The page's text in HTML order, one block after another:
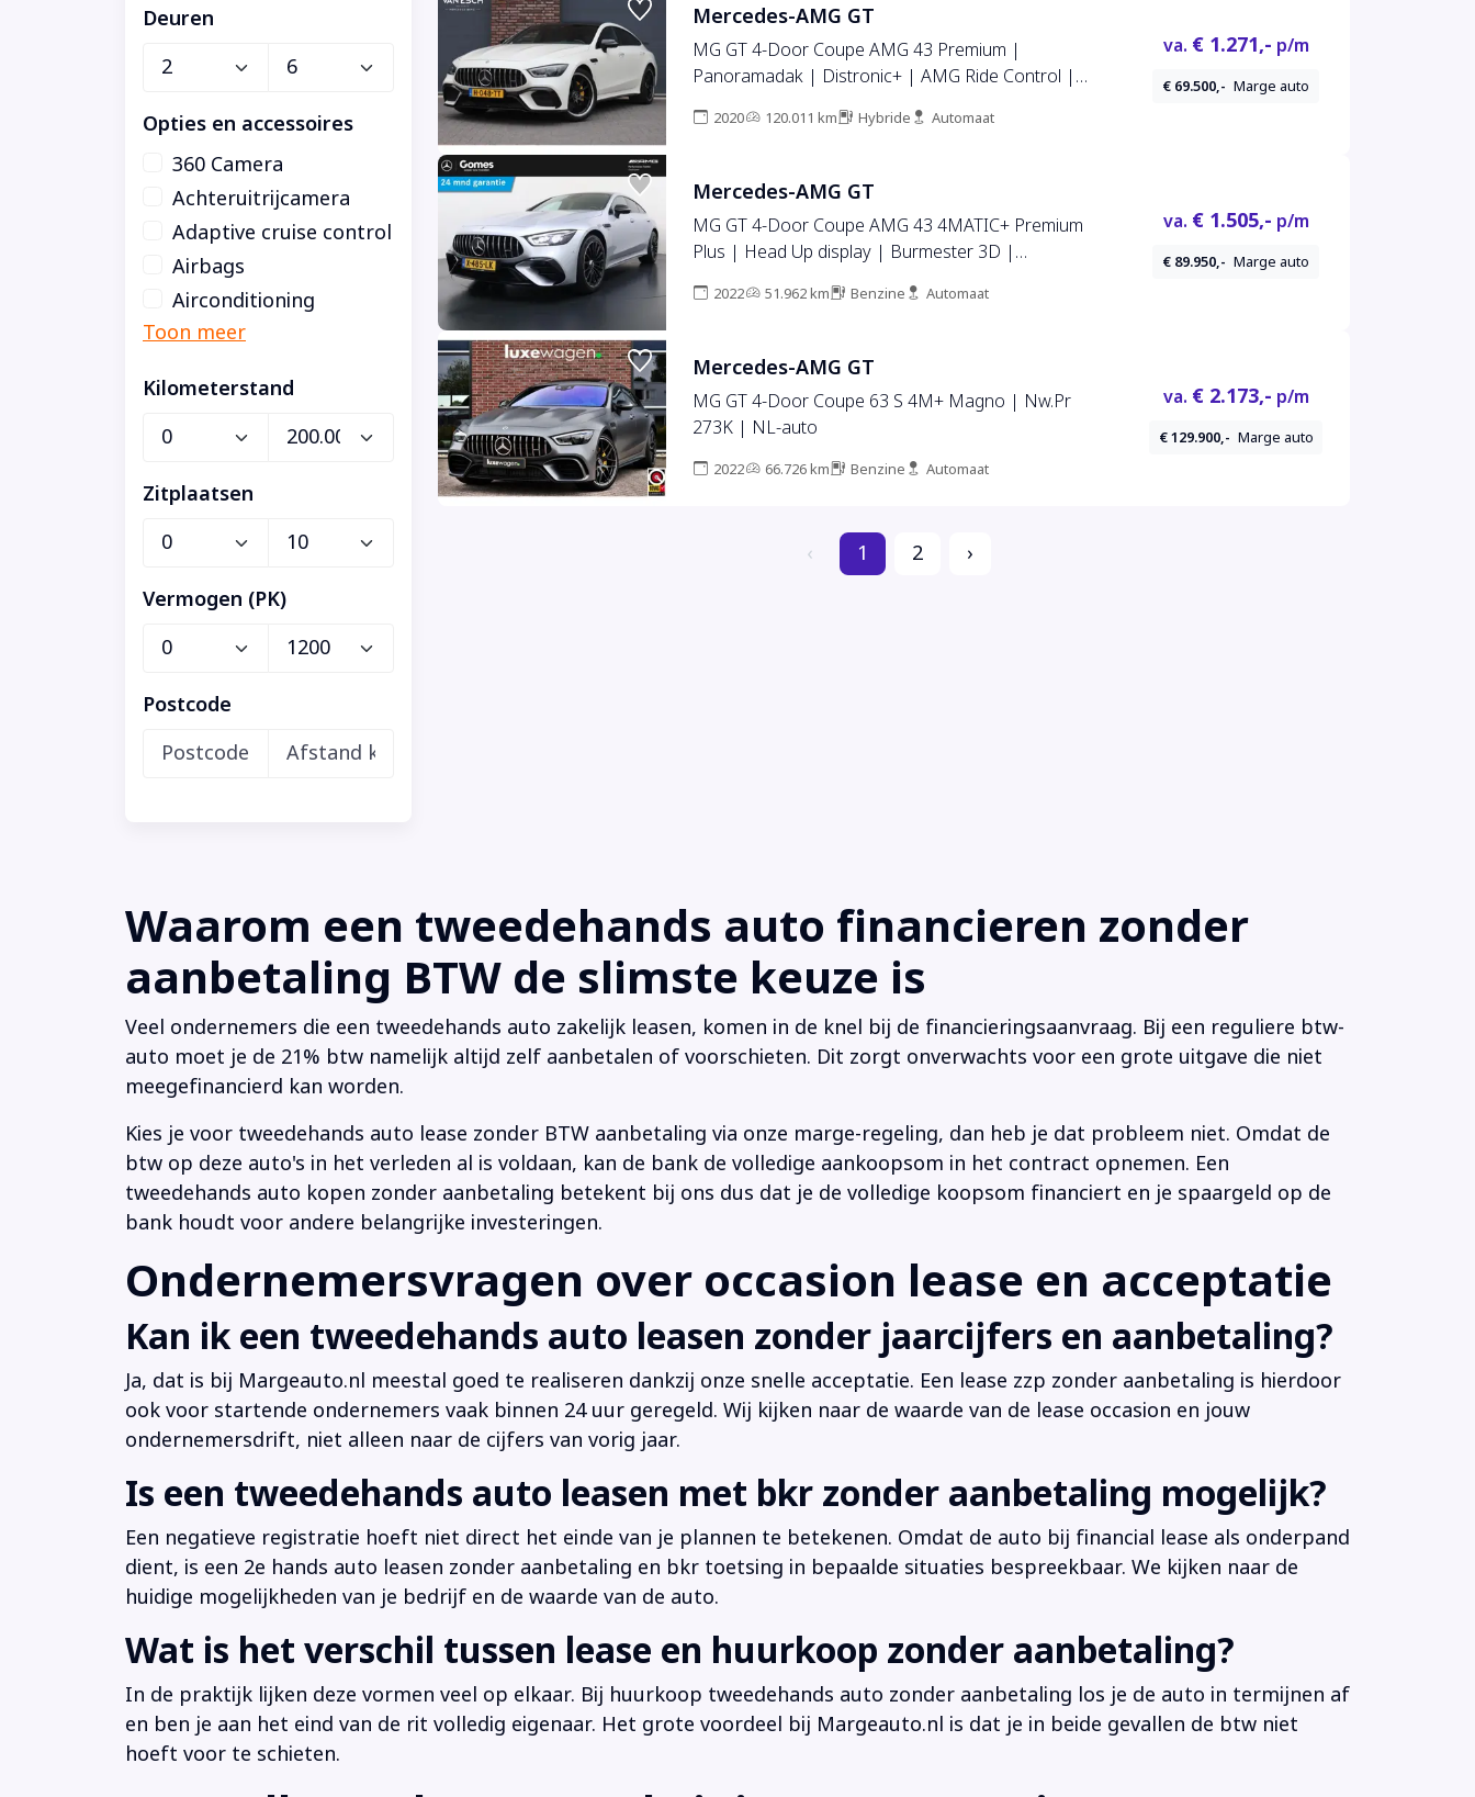
Deuren
Opties en accessoires
360 Camera
Achteruitrijcamera
Adaptive cruise control
Airbags
Airconditioning
Kilometerstand
Zitplaatsen
Vermogen (PK)
Postcode
Mercedes-AMG GT
MG GT 4-Door Coupe AMG 43 Premium |
Panoramadak | Distronic+ | AMG Ride Control |
Multibeam LED | Schakelbare Uitlaat |
2020 120.011 km Hybride Automaat
va. € 1.271,- p/m
€ 69.500,- Marge auto
Mercedes-AMG GT
MG GT 4-Door Coupe AMG 43 4MATIC+ Premium
Plus | Head Up display | Burmester 3D |
2022 51.962 km Benzine Automaat
va. € 1.505,- p/m
€ 89.950,- Marge auto
Mercedes-AMG GT
MG GT 4-Door Coupe 63 S 4M+ Magno | Nw.Pr
273K | NL-auto
2022 66.726 km Benzine Automaat
va. € 2.173,- p/m
€ 129.900,- Marge auto
‹ 1 2 ›
Waarom een tweedehands auto financieren zonder
aanbetaling BTW de slimste keuze is
Veel ondernemers die een tweedehands auto zakelijk leasen, komen in de knel bij de financieringsaanvraag. Bij een reguliere btw-
auto moet je de 21% btw namelijk altijd zelf aanbetalen of voorschieten. Dit zorgt onverwachts voor een grote uitgave die niet
meegefinancierd kan worden.
Kies je voor tweedehands auto lease zonder BTW aanbetaling via onze marge-regeling, dan heb je dat probleem niet. Omdat de
btw op deze auto's in het verleden al is voldaan, kan de bank de volledige aankoopsom in het contract opnemen. Een
tweedehands auto kopen zonder aanbetaling betekent bij ons dus dat je de volledige koopsom financiert en je spaargeld op de
bank houdt voor andere belangrijke investeringen.
Ondernemersvragen over occasion lease en acceptatie
Kan ik een tweedehands auto leasen zonder jaarcijfers en aanbetaling?
Ja, dat is bij Margeauto.nl meestal goed te realiseren dankzij onze snelle acceptatie. Een lease zzp zonder aanbetaling is hierdoor
ook voor startende ondernemers vaak binnen 24 uur geregeld. Wij kijken naar de waarde van de lease occasion en jouw
ondernemersdrift, niet alleen naar de cijfers van vorig jaar.
Is een tweedehands auto leasen met bkr zonder aanbetaling mogelijk?
Een negatieve registratie hoeft niet direct het einde van je plannen te betekenen. Omdat de auto bij financial lease als onderpand
dient, is een 2e hands auto leasen zonder aanbetaling en bkr toetsing in bepaalde situaties bespreekbaar. We kijken naar de
huidige mogelijkheden van je bedrijf en de waarde van de auto.
Wat is het verschil tussen lease en huurkoop zonder aanbetaling?
In de praktijk lijken deze vormen veel op elkaar. Bij huurkoop tweedehands auto zonder aanbetaling los je de auto in termijnen af
en ben je aan het eind van de rit volledig eigenaar. Het grote voordeel bij Margeauto.nl is dat je in beide gevallen de btw niet
hoeft voor te schieten.